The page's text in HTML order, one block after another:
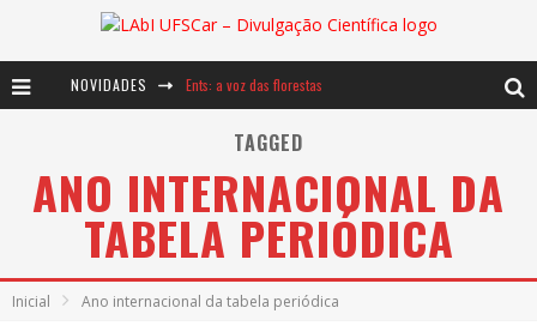
NOVIDADES Ents: a voz das florestas
Notáveis: Bertha Lutz
TAGGED
ANO INTERNACIONAL DA
TABELA PERIÓDICA
Inicial Ano internacional da tabela periódica